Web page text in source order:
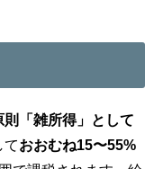
則「雑所得」として
ておおむね15〜55%